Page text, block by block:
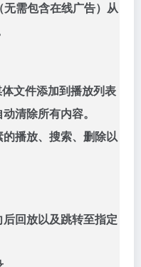
无需包含在线广告）从
文件添加到播放列表
清除所有内容。
播放、搜索、删除以
回放以及跳转至指定